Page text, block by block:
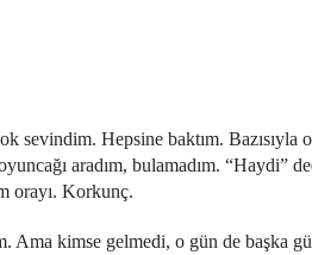
sevindim. Hepsine baktım. Bazısıyla
aradım, bulamadım. “Haydi”
orayı. Korkunç.
Ama kimse gelmedi, o gün de başka